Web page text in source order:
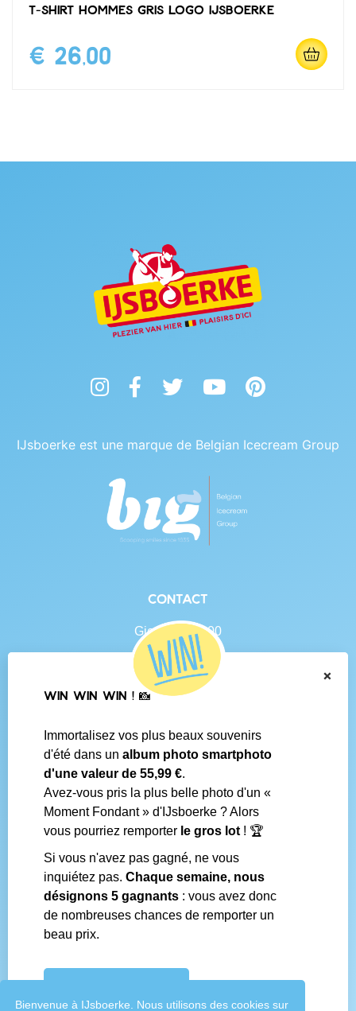
Bienvenue à IJsboerke. Nous utilisons des cookies sur
T-shirt hommes gris logo IJsboerke
€ 26,00
InstagramFacebookTwitter YouTubePinterest
IJsboerke est une marque de Belgian Icecream Group
Contact
Gierlebaan 100
B-2460 Tielen
BE 0438.625.684
Contact
Conditions générales
Questions fréquentes
Média social
Boutiques IJsboerke
Livrer votre courrier des fans
Concours IJsboerke
Réalisé par
×
WIN WIN WIN ! 📸
Immortalisez vos plus beaux souvenirs
d'été dans un album photo smartphoto
d'une valeur de 55,99 €.
Avez-vous pris la plus belle photo d'un «
Moment Fondant » d'IJsboerke ? Alors
vous pourriez remporter le gros lot ! 🏆
Si vous n'avez pas gagné, ne vous
inquiétez pas. Chaque semaine, nous
désignons 5 gagnants : vous avez donc
de nombreuses chances de remporter un
beau prix.